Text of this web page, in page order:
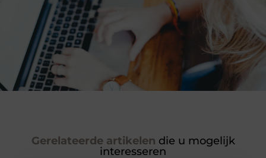
Gerelateerde artikelen die u mogelijk
interesseren